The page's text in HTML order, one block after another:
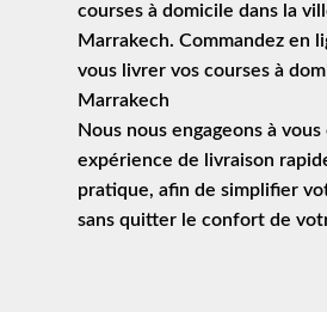
courses à domicile dans la
Marrakech. Commandez en
vous livrer vos courses à
Marrakech
Nous nous engageons à
expérience de
livraison
pratique, afin de simplifier
sans quitter le confort de